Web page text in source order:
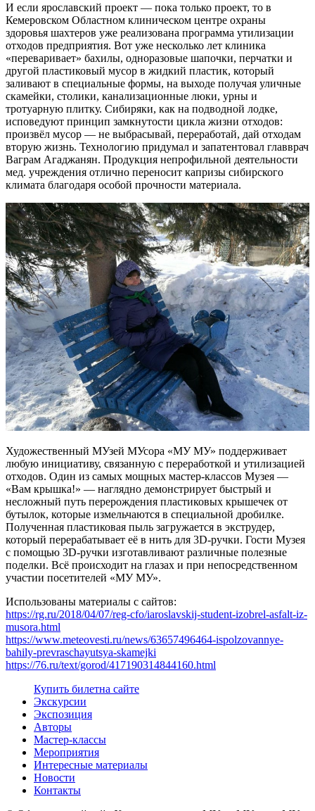
И если ярославский проект — пока только проект, то в
Кемеровском Областном клиническом центре охраны
здоровья шахтеров уже реализована программа утилизации
отходов предприятия. Вот уже несколько лет клиника
«переваривает» бахилы, одноразовые шапочки, перчатки и
другой пластиковый мусор в жидкий пластик, который
заливают в специальные формы, на выходе получая уличные
скамейки, столики, канализационные люки, урны и
тротуарную плитку. Сибиряки, как на подводной лодке,
исповедуют принцип замкнутости цикла жизни отходов:
произвёл мусор — не выбрасывай, переработай, дай отходам
вторую жизнь. Технологию придумал и запатентовал главврач
Ваграм Агаджанян. Продукция непрофильной деятельности
мед. учреждения отлично переносит капризы сибирского
климата благодаря особой прочности материала.
Художественный МУзей МУсора «МУ МУ» поддерживает
любую инициативу, связанную с переработкой и утилизацией
отходов. Один из самых мощных мастер-классов Музея —
«Вам крышка!» — наглядно демонстрирует быстрый и
несложный путь перерождения пластиковых крышечек от
бутылок, которые измельчаются в специальной дробилке.
Полученная пластиковая пыль загружается в экструдер,
который перерабатывает её в нить для 3D-ручки. Гости Музея
с помощью 3D-ручки изготавливают различные полезные
поделки. Всё происходит на глазах и при непосредственном
участии посетителей «МУ МУ».
Использованы материалы с сайтов:
https://rg.ru/2018/04/07/reg-cfo/iaroslavskij-student-izobrel-asfalt-iz-
musora.html
https://www.meteovesti.ru/news/63657496464-ispolzovannye-
bahily-prevraschayutsya-skamejki
https://76.ru/text/gorod/417190314844160.html
Купить билетна сайте
Экскурсии
Экспозиция
Авторы
Мастер-классы
Мероприятия
Интересные материалы
Новости
Контакты